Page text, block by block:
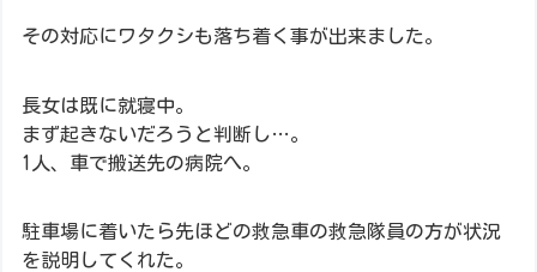
その対応にワタクシも落ち着く事が出来ました。
長女は既に就寝中。
まず起きないだろうと判断し…。
1人、車で搬送先の病院へ。
駐車場に着いたら先ほどの救急車の救急隊員の方が状況
を説明してくれた。